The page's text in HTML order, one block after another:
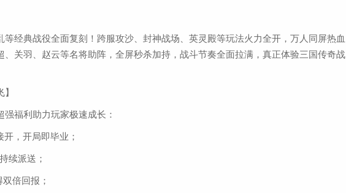
等经典战役全面复刻！跨服攻沙、封神战场、英灵殿等玩法火力全开，万人同屏热血
关羽、赵云等名将助阵，全屏秒杀加持，战斗节奏全面拉满，真正体验三国传奇战
福利助力玩家极速成长：
，开局即毕业；
续派送；
倍回报；